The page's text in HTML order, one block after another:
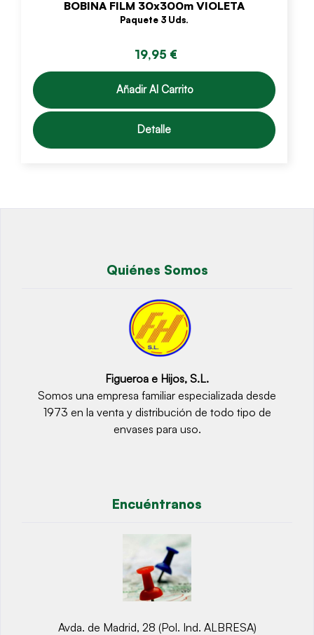
BOBINA FILM 30x300m VIOLETA
Paquete 3 Uds.
19,95 €
Añadir Al Carrito
Detalle
Quiénes Somos
Figueroa e Hijos, S.L.
Somos una empresa familiar especializada desde
1973 en la venta y distribución de todo tipo de
envases para uso.
Encuéntranos
Avda. de Madrid, 28 (Pol. Ind. ALBRESA)